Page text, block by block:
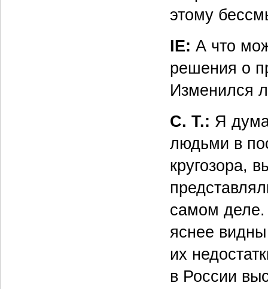
этому
IE: А что
решения о
Изменился
С. Т.: Я
людьми в
кругозора,
самом деле.
яснее видны
их
в России